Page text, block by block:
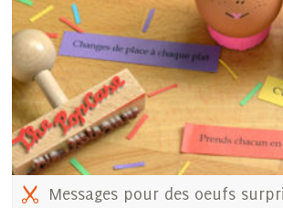
Messages pour des oeufs